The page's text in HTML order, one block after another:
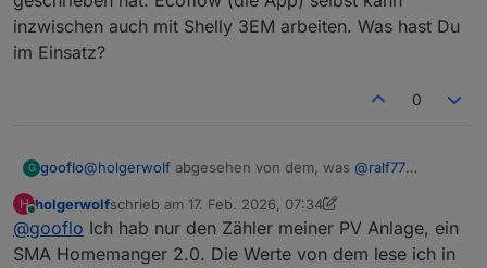
inzwischen auch mit Shelly 3EM arbeiten. Was hast Du
im Einsatz?
0
G gooflo@holgerwolf abgesehen von dem, was @ralf77
inzwischen auch mit Shelly 3EM arbeiten. Was hast Du
im Einsatz?
H
Online
holgerwolfschrieb am 17. Feb. 2026, 07:34
zuletzt editiert von holgerwolf
@gooflo Ich hab nur den Zähler meiner PV Anlage, ein
SMA Homemanger 2.0. Die Werte von dem lese ich in